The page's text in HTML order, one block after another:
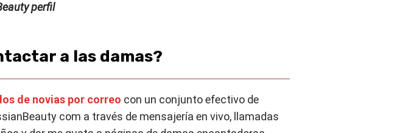
perfil
a las damas?
de novias por correo con un conjunto efectivo de
com a través de mensajería en vivo, llamadas